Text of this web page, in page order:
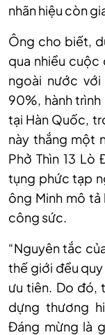
nhãn hiệu còn
Ông cho biết,
qua nhiều
ngoài nước
90%, hành
tại Hàn Quốc,
này thắng một
Phở Thìn 13
tụng phức tạp
ông Minh mô tả
công sức.
“Nguyên tắc
thế giới đều
ưu tiên. Do đó,
dựng thương
Đáng mừng là